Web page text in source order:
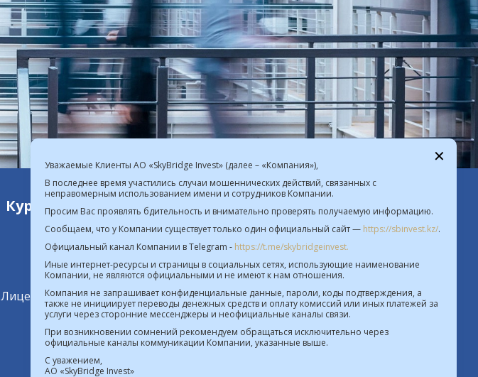
Курс валют в РК на 08.08.2026  |  $ 469.93 KZT   € 541.64 KZT
Политика Информационной безопасности
Лицензия на осуществление деятельности на рынке ценных бумаг
№4.2.192/113 от 20.07.2016
Лицензия на осуществление деятельности на территории МФЦА №112018-
0012 от 21.11.2018
Реестр выданных, переоформленных лицензий на осуществление
деятельности на рынке ценных бумаг
Лицензия на проведение банковских операций №4.3.20 от 18.07.2023
✕
Уважаемые Клиенты АО «SkyBridge Invest» (далее – «Компания»),
В последнее время участились случаи мошеннических действий, связанных с
неправомерным использованием имени и сотрудников Компании.
Просим Вас проявлять бдительность и внимательно проверять получаемую информацию.
Сообщаем, что у Компании существует только один официальный сайт — https://sbinvest.kz/.
Официальный канал Компании в Telegram - https://t.me/skybridgeinvest.
Иные интернет-ресурсы и страницы в социальных сетях, использующие наименование
Компании, не являются официальными и не имеют к нам отношения.
Компания не запрашивает конфиденциальные данные, пароли, коды подтверждения, а
также не инициирует переводы денежных средств и оплату комиссий или иных платежей за
услуги через сторонние мессенджеры и неофициальные каналы связи.
При возникновении сомнений рекомендуем обращаться исключительно через
официальные каналы коммуникации Компании, указанные выше.
С уважением,
АО «SkyBridge Invest»